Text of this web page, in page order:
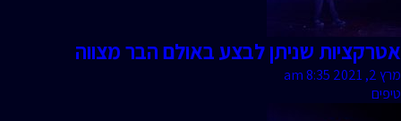
אטרקציות שניתן לבצע באולם הבר מצווה
מרץ 2, 2021 8:35 am
טיפים